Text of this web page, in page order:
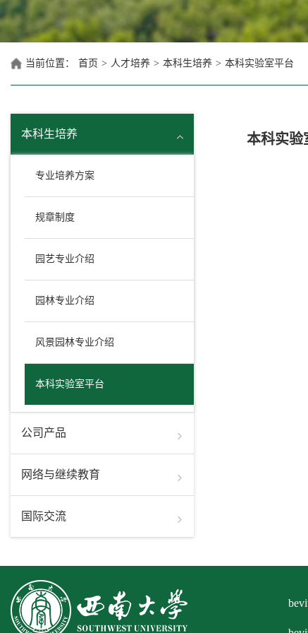
当前位置： 首页 > 人才培养 > 本科生培养 > 本科实验室平台
本科生培养
专业培养方案
规章制度
园艺专业介绍
园林专业介绍
风景园林专业介绍
本科实验室平台
公司产品
网络与继续教育
国际交流
本科实验